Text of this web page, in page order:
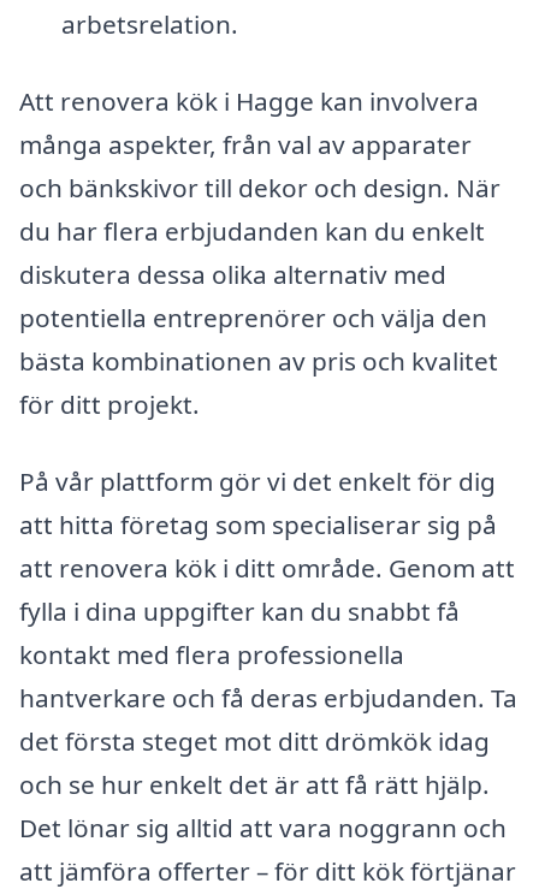
arbetsrelation.
Att renovera kök i Hagge kan involvera
många aspekter, från val av apparater
och bänkskivor till dekor och design. När
du har flera erbjudanden kan du enkelt
diskutera dessa olika alternativ med
potentiella entreprenörer och välja den
bästa kombinationen av pris och kvalitet
för ditt projekt.
På vår plattform gör vi det enkelt för dig
att hitta företag som specialiserar sig på
att renovera kök i ditt område. Genom att
fylla i dina uppgifter kan du snabbt få
kontakt med flera professionella
hantverkare och få deras erbjudanden. Ta
det första steget mot ditt drömkök idag
och se hur enkelt det är att få rätt hjälp.
Det lönar sig alltid att vara noggrann och
att jämföra offerter – för ditt kök förtjänar